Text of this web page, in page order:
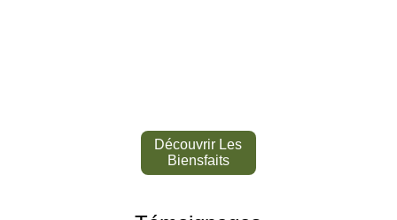
Découvrir Les
Biensfaits